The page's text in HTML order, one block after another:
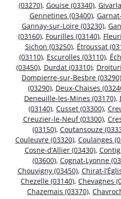
(03270), Gouise (03340),
Gennetines (03400),
Gannay-sur-Loire (03230),
(03160), Fourilles (03140),
Sichon (03250), Étroussat
(03110), Escurolles (03110),
(03450), Durdat (03310),
Dompierre-sur-Besbre (03290)
(03290), Deux-Chaises
Deneuille-les-Mines (03170),
(03140), Cusset (03300),
Creuzier-le-Neuf (03300),
(03150), Coutansouze
Couleuvre (03320), Coulanges
Cosne-d’Allier (03430),
(03600), Cognat-Lyonne
Chouvigny (03450), Chirat-
Chezelle (03140), Chevagnes
Chazemais (03370),